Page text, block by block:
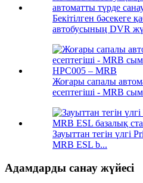
Бекітілген бәсекеге
автобусының DVR
Жоғары сапалы
есептегіші - MRB
Зауыттан тегін үлгі
MRB ESL b...
Адамдарды санау жүйесі